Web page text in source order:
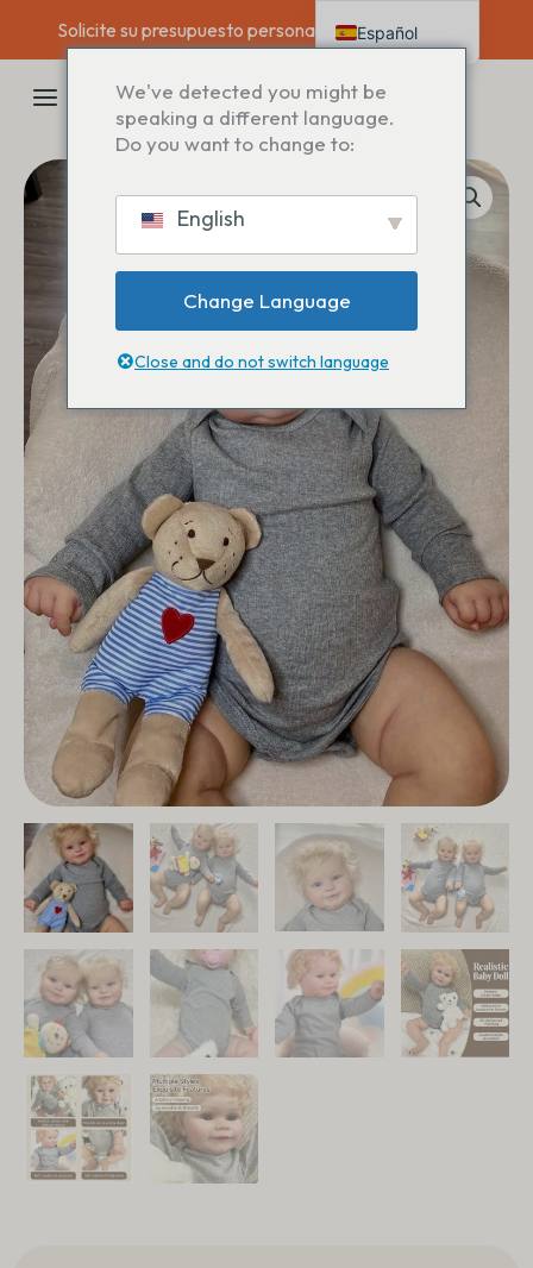
contenido
Solicite su presupuesto personalizado hoy mismo →
PRINCIPAL
We've detected you might be
speaking a different language.
Do you want to change to:
English
Change Language
Close and do not switch language
Español
Deutsch
Nederlands